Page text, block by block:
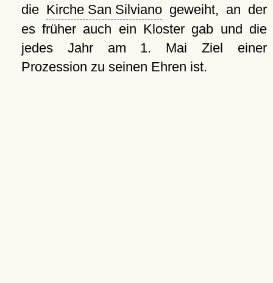
die Kirche San Silvianogeweiht, an der
es früher auch ein Kloster gab und die
jedes Jahr am 1. Mai Ziel einer
Prozession zu seinen Ehren ist.